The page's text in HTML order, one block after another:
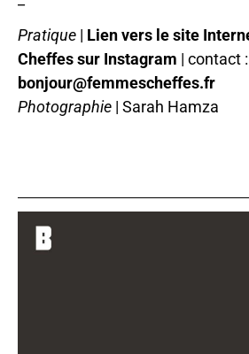
Pratique | Lien vers le site
Cheffes sur Instagram | contact :
bonjour@femmescheffes.fr
Photographie | Sarah Hamza